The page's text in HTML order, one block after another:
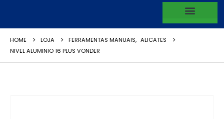
HOME LOJA FERRAMENTAS MANUAIS, ALICATES
NIVEL ALUMINIO 16 PLUS VONDER